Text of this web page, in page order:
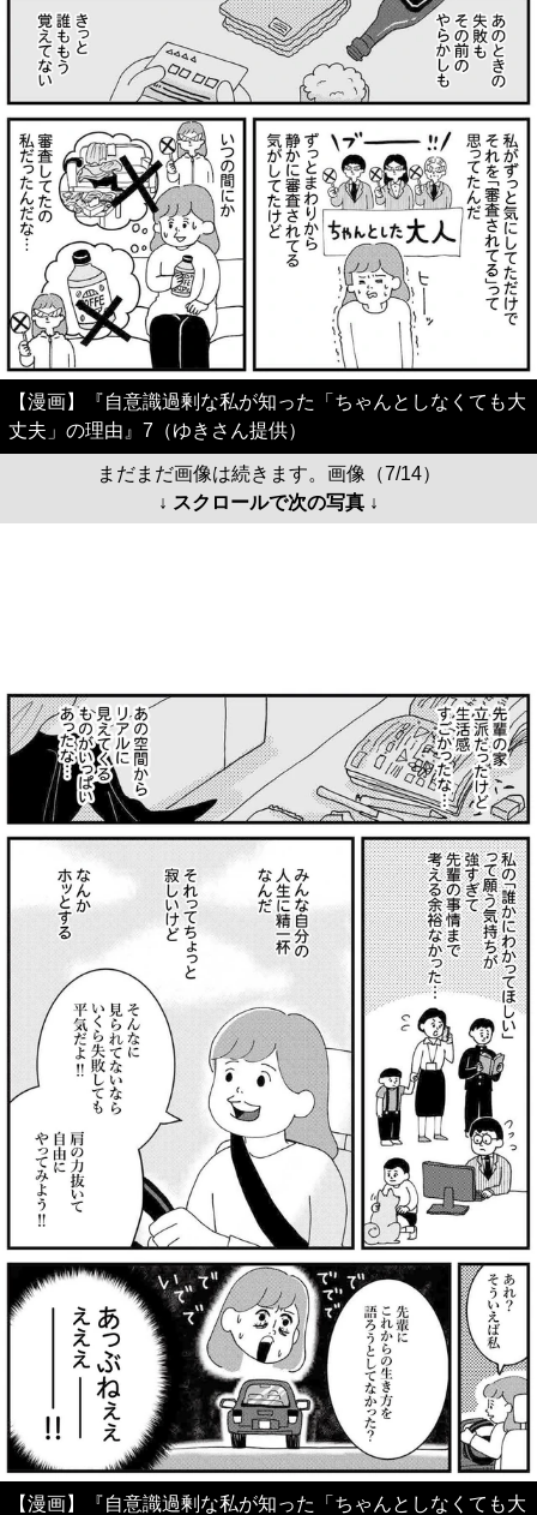
【漫画】『自意識過剰な私が知った「ちゃんとしなくても大
丈夫」の理由』7（ゆきさん提供）
まだまだ画像は続きます。画像（7/14）
↓ スクロールで次の写真 ↓
【漫画】『自意識過剰な私が知った「ちゃんとしなくても大